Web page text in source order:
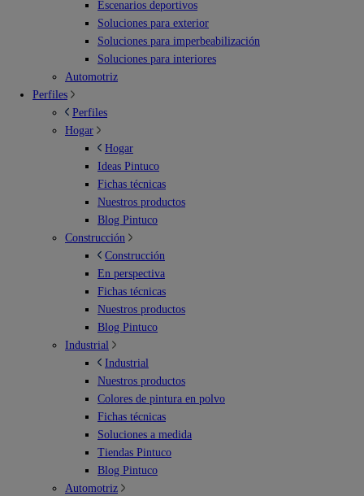
Escenarios deportivos
Soluciones para exterior
Soluciones para imperbeabilización
Soluciones para interiores
Automotriz
Perfiles
Perfiles
Hogar
Hogar
Ideas Pintuco
Fichas técnicas
Nuestros productos
Blog Pintuco
Construcción
Construcción
En perspectiva
Fichas técnicas
Nuestros productos
Blog Pintuco
Industrial
Industrial
Nuestros productos
Colores de pintura en polvo
Fichas técnicas
Soluciones a medida
Tiendas Pintuco
Blog Pintuco
Automotriz